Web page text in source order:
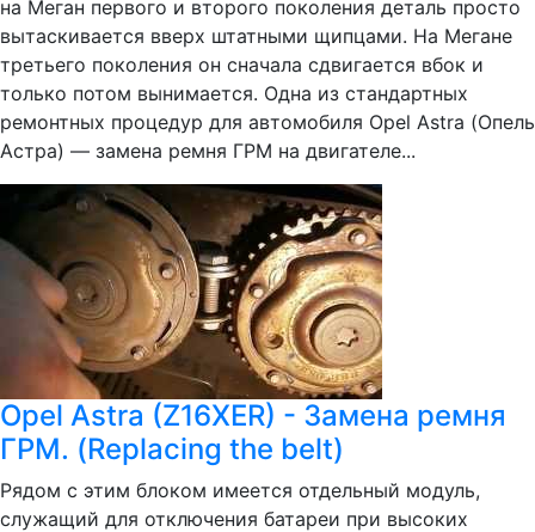
на Меган первого и второго поколения деталь просто
вытаскивается вверх штатными щипцами. На Мегане
третьего поколения он сначала сдвигается вбок и
только потом вынимается. Одна из стандартных
ремонтных процедур для автомобиля Opel Astra (Опель
Астра) — замена ремня ГРМ на двигателе...
Opel Astra (Z16XER) - Замена ремня
ГРМ. (Replacing the belt)
Рядом с этим блоком имеется отдельный модуль,
служащий для отключения батареи при высоких